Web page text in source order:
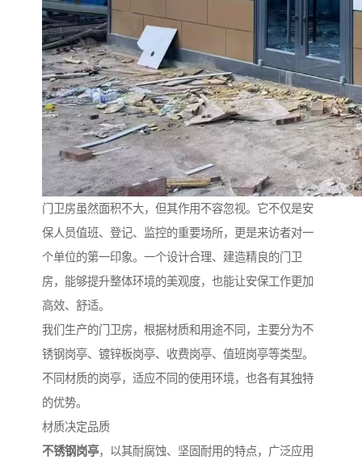
门卫房虽然面积不大，但其作用不容忽视。它不仅是安
保人员值班、登记、监控的重要场所，更是来访者对一
个单位的第一印象。一个设计合理、建造精良的门卫
房，能够提升整体环境的美观度，也能让安保工作更加
高效、舒适。
我们生产的门卫房，根据材质和用途不同，主要分为不
锈钢岗亭、镀锌板岗亭、收费岗亭、值班岗亭等类型。
不同材质的岗亭，适应不同的使用环境，也各有其独特
的优势。
材质决定品质
不锈钢岗亭，以其耐腐蚀、坚固耐用的特点，广泛应用